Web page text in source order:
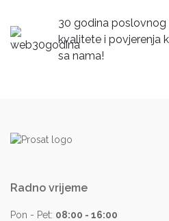
30 godina poslovnog
kvalitete i povjerenja
sa nama!
Radno vrijeme
Pon - Pet: 08:00 - 16:00